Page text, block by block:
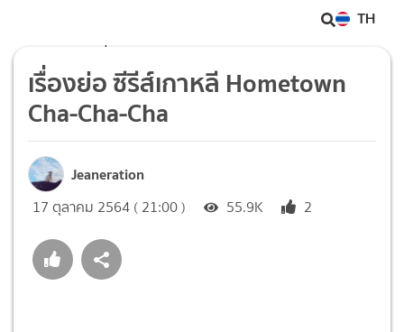
TH
เรื่องย่อ ซีรีส์เกาหลี Hometown
Cha-Cha-Cha
Jeaneration
17 ตุลาคม 2564 ( 21:00 ) 55.9K 2